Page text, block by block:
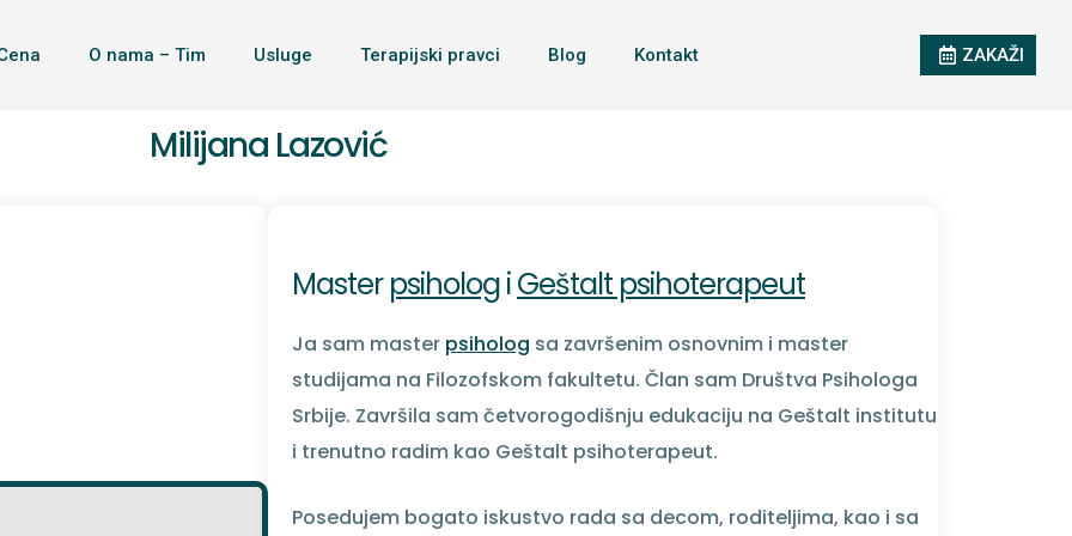
O nama – Tim Usluge Terapijski pravci Blog Kontakt ZAKAŽI
Milijana Lazović
MasterpsihologiGeštalt psihoterapeut
Ja sam master psiholog sa završenim osnovnim i master
studijama na Filozofskom fakultetu. Član sam Društva Psihologa
Srbije. Završila sam četvorogodišnju edukaciju na Geštalt institutu
i trenutno radim kao Geštalt psihoterapeut.
Posedujem bogato iskustvo rada sa decom, roditeljima, kao i sa